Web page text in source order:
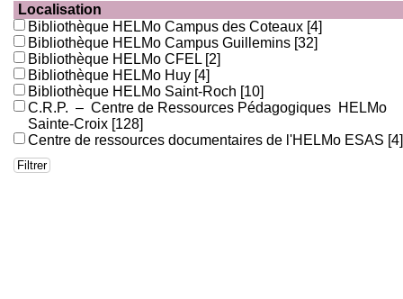
Localisation
Bibliothèque HELMo Campus des Coteaux [4]
Bibliothèque HELMo Campus Guillemins [32]
Bibliothèque HELMo CFEL [2]
Bibliothèque HELMo Huy [4]
Bibliothèque HELMo Saint-Roch [10]
C.R.P. – Centre de Ressources Pédagogiques HELMo
Sainte-Croix [128]
Centre de ressources documentaires de l'HELMo ESAS [4]